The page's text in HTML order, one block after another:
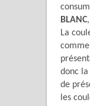
BLANC,
La
donc
de
les